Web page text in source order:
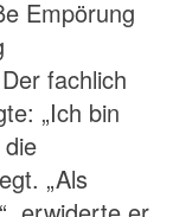
Empörung
fachlich
„Ich bin
„Als